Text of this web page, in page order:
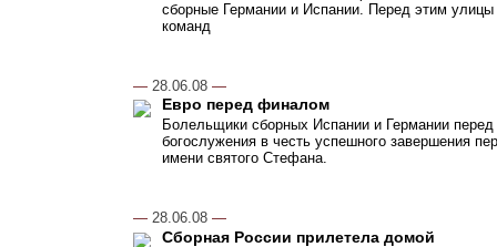
сборные Германии и Испании. Перед этим
команд
— 28.06.08 —
Евро перед финалом
Болельщики сборных Испании и Германии
богослужения в честь успешного завершения
имени святого Стефана.
—28.06.08 —
Сборная России прилетела домой